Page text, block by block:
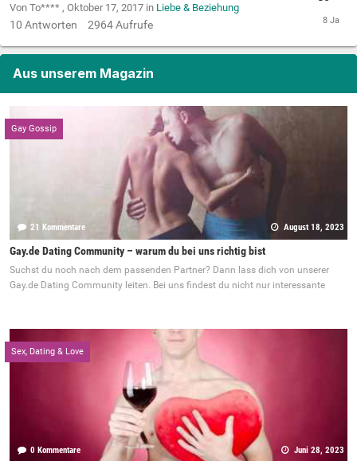
Von To**** , Oktober 17, 2017 in Liebe & Beziehung
10 Antworten 2964Aufrufe
Aus unserem Magazin
Gay Gossip
21 Kommentare August 18, 2023
Gay.de Dating Community – warum du bei uns richtig bist
Suchst du noch nach dem passenden Partner? Dann lass dich von unserer
Gay.de Dating Community leiten. Bei uns findest du nicht nur interessante
Sex, Dating & Love
0 Kommentare Juni 28, 2023